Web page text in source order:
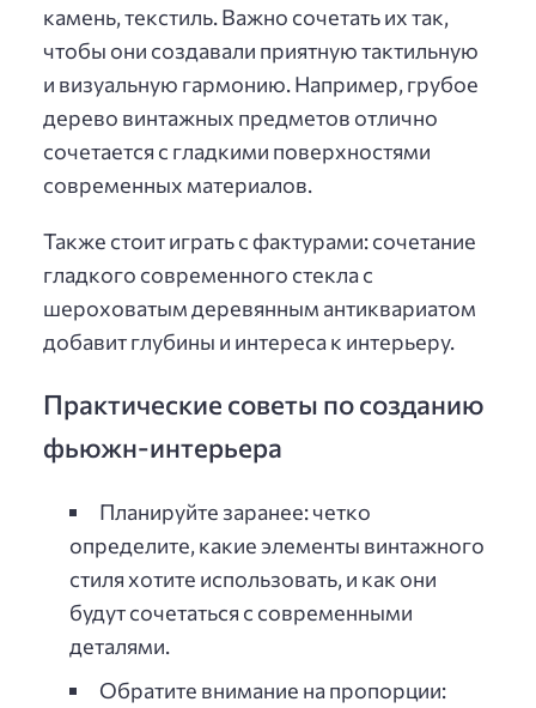
камень, текстиль. Важно сочетать их так,
чтобы они создавали приятную тактильную
и визуальную гармонию. Например, грубое
дерево винтажных предметов отлично
сочетается с гладкими поверхностями
современных материалов.
Также стоит играть с фактурами: сочетание
гладкого современного стекла с
шероховатым деревянным антиквариатом
добавит глубины и интереса к интерьеру.
Практические советы по созданию
фьюжн-интерьера
Планируйте заранее: четко
определите, какие элементы винтажного
стиля хотите использовать, и как они
будут сочетаться с современными
деталями.
Обратите внимание на пропорции: